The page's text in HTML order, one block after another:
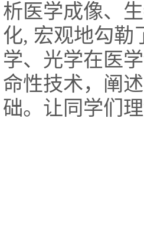
析医学成像、
化, 宏观地勾勒
学、光学在医
命性技术，阐
础。让同学们